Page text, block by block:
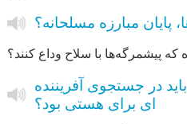
پایان مبارزه مسلحانه؟
پیشمرگه‌ها با سلاح وداع کنند؟
در جستجوی آفریننده
ای برای هستی بود؟